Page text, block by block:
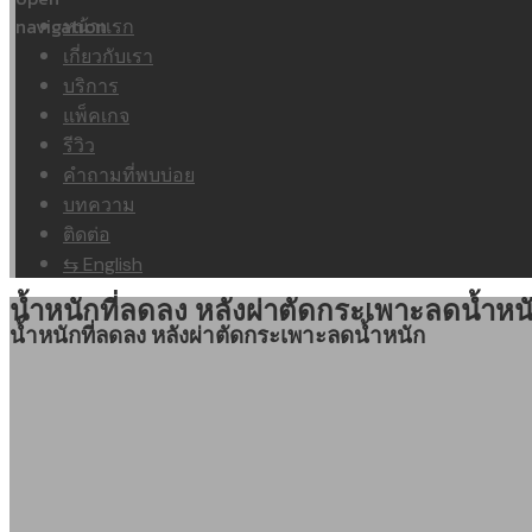
หน้าแรก
เกี่ยวกับเรา
บริการ
แพ็คเกจ
รีวิว
คำถามที่พบบ่อย
บทความ
ติดต่อ
⇆ English
น้ำหนักที่ลดลง หลังผ่าตัดกระเพาะลดน้ำห
น้ำหนักที่ลดลง หลังผ่าตัดกระเพาะลดน้ำหนัก